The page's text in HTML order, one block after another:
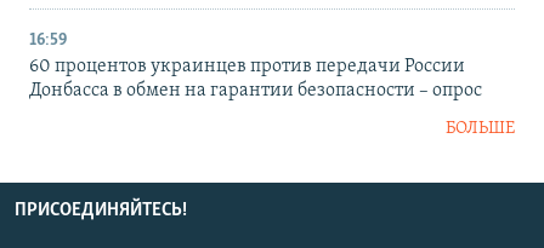
16:59
60 процентов украинцев против передачи России
Донбасса в обмен на гарантии безопасности – опрос
БОЛЬШЕ
ПРИСОЕДИНЯЙТЕСЬ!